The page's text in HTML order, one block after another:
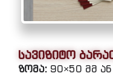
სავიზიტო
ზომა: 90×50 მმ